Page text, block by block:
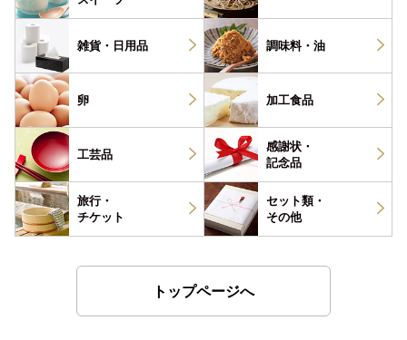
雑貨・ 日用品 調味料・ 油
卵 加工食品
工芸品
感謝状・
記念品
旅行・
チケット
セット類・
その他
トップページへ